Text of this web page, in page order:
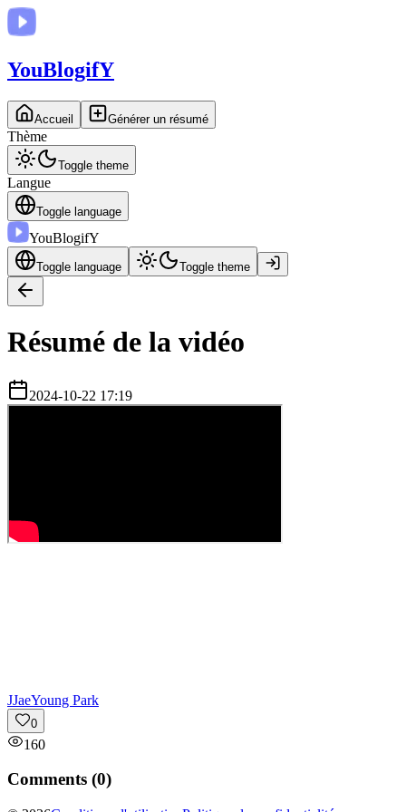
YouBlogifY
Accueil Générer un résumé
Thème
Toggle theme
Langue
Toggle language
YouBlogifY
Toggle language Toggle theme
Résumé de la vidéo
2024-10-22 17:19
JJaeYoung Park
0
160
Comments (0)